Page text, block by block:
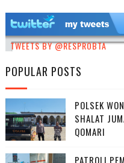
TWEETS BY @RESPROBTA
POPULAR POSTS
POLSEK
SHALAT
QOMARI
PATROLI